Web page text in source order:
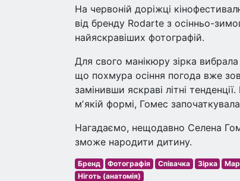
На червоній доріжці
від бренду Rodarte з осінньо-
найяскравіших фотографій.
Для свого манікюру зірка
що похмура осіння погода вже
замінивши яскраві літні
мʼякій формі, Гомес
Нагадаємо, нещодавно Селена
зможе народити дитину.
Бренд Фотографія Співачка Зірка
Ніготь (анатомія)